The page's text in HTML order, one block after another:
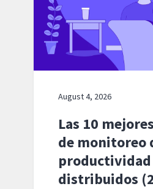
August 4, 2026
Las 10
de monitoreo
productividad
distribuidos